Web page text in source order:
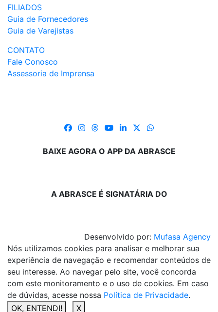
FILIADOS
Guia de Fornecedores
Guia de Varejistas
CONTATO
Fale Conosco
Assessoria de Imprensa
BAIXE AGORA O APP DA ABRASCE
A ABRASCE É SIGNATÁRIA DO
Desenvolvido por: Mufasa Agency
Nós utilizamos cookies para analisar e melhorar sua
experiência de navegação e recomendar conteúdos de
seu interesse. Ao navegar pelo site, você concorda
com este monitoramento e o uso de cookies. Em caso
de dúvidas, acesse nossa Política de Privacidade.
OK, ENTENDI!
X